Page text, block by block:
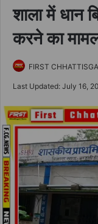
शाला में धान
करने का
FIRST
Last Updated: July 16,